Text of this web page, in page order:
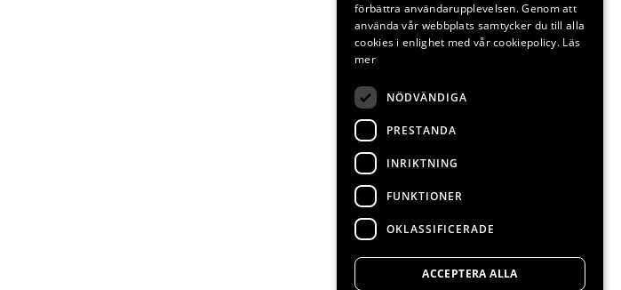
förbättra användarupplevelsen. Genom att
använda vår webbplats samtycker du till alla
cookies i enlighet med vår cookiepolicy. Läs
mer
NÖDVÄNDIGA
PRESTANDA
INRIKTNING
FUNKTIONER
OKLASSIFICERADE
ACCEPTERA ALLA